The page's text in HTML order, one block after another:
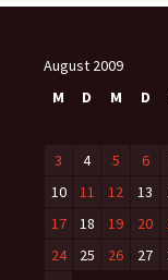
August 2009
M
D M D
3
4 5 6
10
11 12 13
17
18 19 20
24
25 26 27